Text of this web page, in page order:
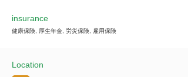
insurance
健康保険, 厚生年金, 労災保険, 雇用保険
Location